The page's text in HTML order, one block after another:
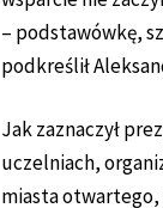
– podstawówkę,
podkreślił
Jak zaznaczył
uczelniach,
miasta otwartego,